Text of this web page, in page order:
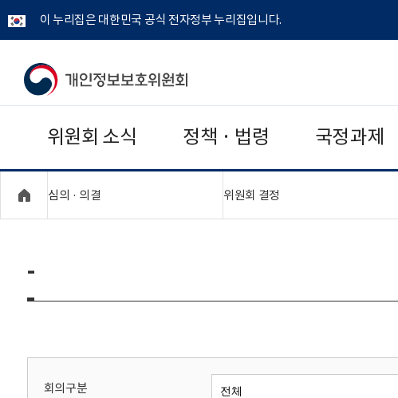
이 누리집은 대한민국 공식 전자정부 누리집입니다.
개
보
보
위
회
위원회 소식 정책 · 법령 국정과제
심의 · 의결 위원회 결정
-
회의구분